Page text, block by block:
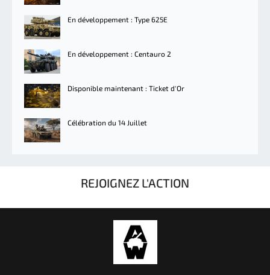
En développement : Type 625E
En développement : Centauro 2
Disponible maintenant : Ticket d'Or
Célébration du 14 Juillet
REJOIGNEZ L'ACTION